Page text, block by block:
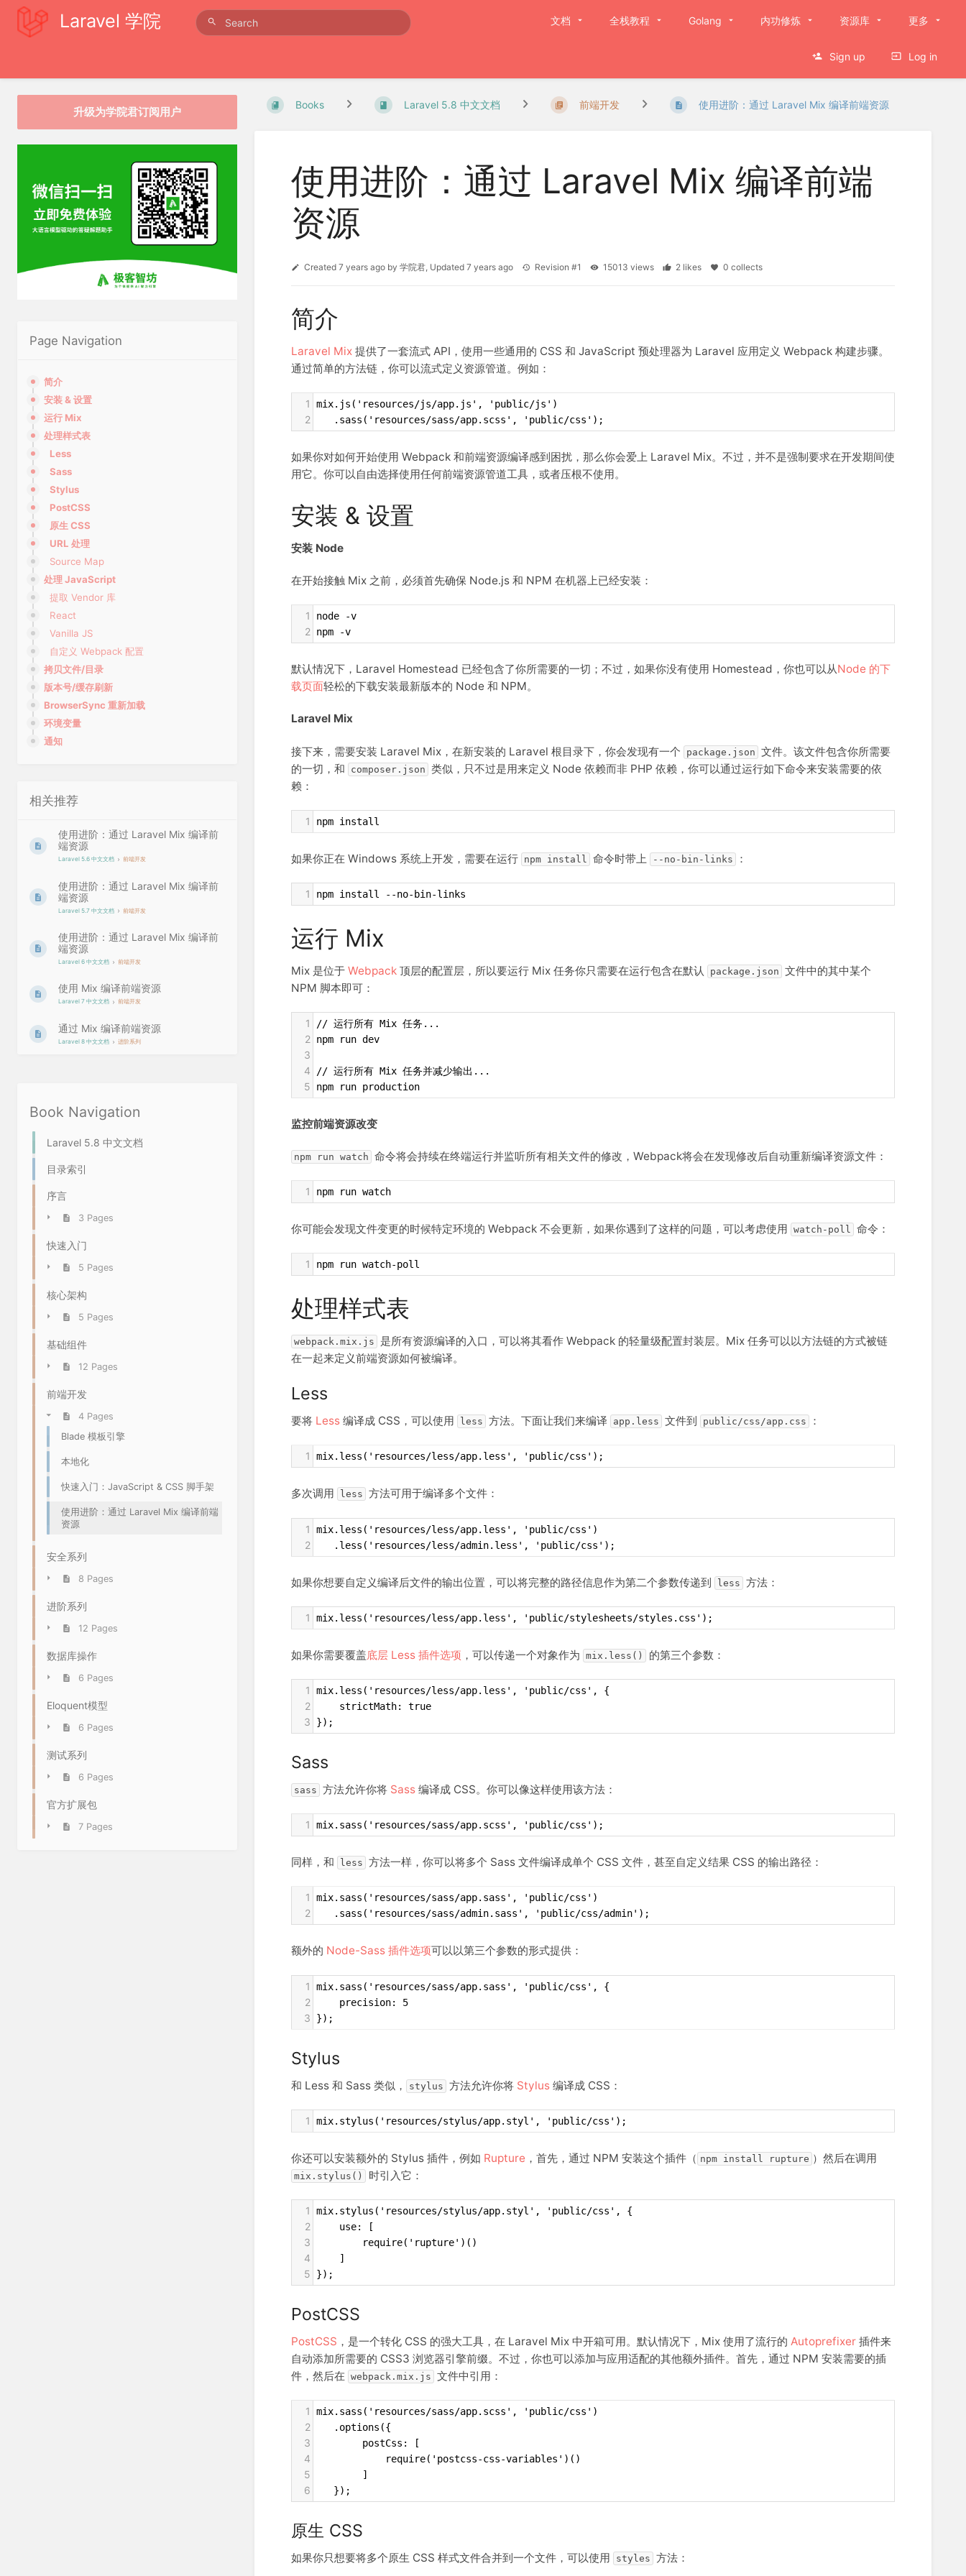
Laravel 学院 文档 全栈教程 Golang 内功修炼 资源库 更多
Sign up Log in
Book Navigation
Laravel 5.8 中文文档
目录索引
序言
3 Pages
快速入门
5 Pages
核心架构
5 Pages
基础组件
12 Pages
前端开发
4 Pages
Blade 模板引擎
本地化
快速入门：JavaScript & CSS 脚手架
使用进阶：通过 Laravel Mix 编译前端
资源
安全系列
8 Pages
进阶系列
12 Pages
数据库操作
6 Pages
Eloquent模型
6 Pages
测试系列
6 Pages
官方扩展包
7 Pages
Books Laravel 5.8 中文文档 前端开发 使用进阶：通过 Laravel Mix 编译前端资源
使用进阶：通过 Laravel Mix 编译前端
资源
Created 7 years ago by 学院君, Updated 7 years ago Revision #1 15013 views 2 likes 0 collects
简介
Laravel Mix 提供了一套流式 API，使用一些通用的 CSS 和 JavaScript 预处理器为 Laravel 应用定义 Webpack 构建步骤。
通过简单的方法链，你可以流式定义资源管道。例如：
1 mix.js('resources/js/app.js', 'public/js')
2
   .sass('resources/sass/app.scss', 'public/css');
如果你对如何开始使用 Webpack 和前端资源编译感到困扰，那么你会爱上 Laravel Mix。不过，并不是强制要求在开发期间使
用它。你可以自由选择使用任何前端资源管道工具，或者压根不使用。
安装 & 设置
安装 Node
在开始接触 Mix 之前，必须首先确保 Node.js 和 NPM 在机器上已经安装：
1 node -v
2 npm -v
默认情况下，Laravel Homestead 已经包含了你所需要的一切；不过，如果你没有使用 Homestead，你也可以从Node 的下
载页面轻松的下载安装最新版本的 Node 和 NPM。
Laravel Mix
接下来，需要安装 Laravel Mix，在新安装的 Laravel 根目录下，你会发现有一个 package.json 文件。该文件包含你所需要
的一切，和
composer.json 类似，只不过是用来定义 Node 依赖而非 PHP 依赖，你可以通过运行如下命令来安装需要的依
赖：
1 npm install
如果你正在 Windows 系统上开发，需要在运行 npm install 命令时带上 --no-bin-links ：
1 npm install --no-bin-links
运行 Mix
Mix 是位于 Webpack 顶层的配置层，所以要运行 Mix 任务你只需要在运行包含在默认 package.json 文件中的其中某个
NPM 脚本即可：
1 // 运行所有 Mix 任务...
2 npm run dev
3
4
// 运行所有 Mix 任务并减少输出...
5 npm run production
监控前端资源改变
npm run watch 命令将会持续在终端运行并监听所有相关文件的修改，Webpack将会在发现修改后自动重新编译资源文件：
1 npm run watch
你可能会发现文件变更的时候特定环境的 Webpack 不会更新，如果你遇到了这样的问题，可以考虑使用 watch-poll 命令：
1 npm run watch-poll
处理样式表
webpack.mix.js
是所有资源编译的入口，可以将其看作 Webpack 的轻量级配置封装层。Mix 任务可以以方法链的方式被链
在一起来定义前端资源如何被编译。
Less
要将 Less 编译成 CSS，可以使用 less 方法。下面让我们来编译 app.less 文件到 public/css/app.css ：
1 mix.less('resources/less/app.less', 'public/css');
多次调用 less 方法可用于编译多个文件：
1 mix.less('resources/less/app.less', 'public/css')
2
   .less('resources/less/admin.less', 'public/css');
如果你想要自定义编译后文件的输出位置，可以将完整的路径信息作为第二个参数传递到 less 方法：
1 mix.less('resources/less/app.less', 'public/stylesheets/styles.css');
如果你需要覆盖底层 Less 插件选项 ，可以传递一个对象作为 mix.less() 的第三个参数：
1 mix.less('resources/less/app.less', 'public/css', {
2
    strictMath: true
3 });
Sass
sass 方法允许你将 Sass 编译成 CSS。你可以像这样使用该方法：
1 mix.sass('resources/sass/app.scss', 'public/css');
同样，和 less 方法一样，你可以将多个 Sass 文件编译成单个 CSS 文件，甚至自定义结果 CSS 的输出路径：
1 mix.sass('resources/sass/app.sass', 'public/css')
2
   .sass('resources/sass/admin.sass', 'public/css/admin');
额外的 Node-Sass 插件选项可以以第三个参数的形式提供：
1 mix.sass('resources/sass/app.sass', 'public/css', {
2
    precision: 5
3 });
Stylus
和 Less 和 Sass 类似， stylus 方法允许你将 Stylus 编译成 CSS：
1 mix.stylus('resources/stylus/app.styl', 'public/css');
你还可以安装额外的 Stylus 插件，例如 Rupture ，首先，通过 NPM 安装这个插件（ npm install rupture ）然后在调用
mix.stylus() 时引入它：
1 mix.stylus('resources/stylus/app.styl', 'public/css', {
2
    use: [
3
        require('rupture')()
4
    ]
5 });
PostCSS
PostCSS ，是一个转化 CSS 的强大工具，在 Laravel Mix 中开箱可用。默认情况下，Mix 使用了流行的 Autoprefixer 插件来
自动添加所需要的 CSS3 浏览器引擎前缀。不过，你也可以添加与应用适配的其他额外插件。首先，通过 NPM 安装需要的插
件，然后在 webpack.mix.js 文件中引用：
1 mix.sass('resources/sass/app.scss', 'public/css')
2
   .options({
3
        postCss: [
4
            require('postcss-css-variables')()
5
        ]
6
   });
原生 CSS
如果你只想要将多个原生 CSS 样式文件合并到一个文件，可以使用 styles 方法：
升级为学院君订阅用户
Page Navigation
简介
安装 & 设置
运行 Mix
处理样式表
Less
Sass
Stylus
PostCSS
原生 CSS
URL 处理
Source Map
处理 JavaScript
提取 Vendor 库
React
Vanilla JS
自定义 Webpack 配置
拷贝文件/目录
版本号/缓存刷新
BrowserSync 重新加载
环境变量
通知
相关推荐
使用进阶：通过 Laravel Mix 编译前
端资源
Laravel 5.6 中文文档 前端开发
使用进阶：通过 Laravel Mix 编译前
端资源
Laravel 5.7 中文文档 前端开发
使用进阶：通过 Laravel Mix 编译前
端资源
Laravel 6 中文文档 前端开发
使用 Mix 编译前端资源
Laravel 7 中文文档 前端开发
通过 Mix 编译前端资源
Laravel 8 中文文档 进阶系列